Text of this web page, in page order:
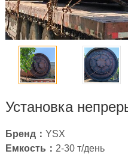
Установка
Бренд： YSX
Емкость： 2-30 т/день